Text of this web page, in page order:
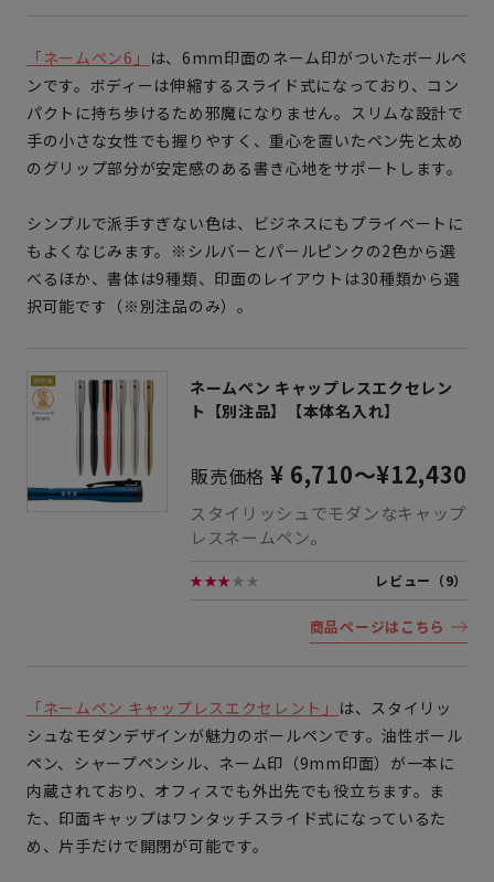
「ネームペン6」 は、6mm印面のネーム印がついたボールペ
ンです。ボディーは伸縮するスライド式になっており、コン
パクトに持ち歩けるため邪魔になりません。スリムな設計で
手の小さな女性でも握りやすく、重心を置いたペン先と太め
のグリップ部分が安定感のある書き心地をサポートします。
シンプルで派手すぎない色は、ビジネスにもプライベートに
もよくなじみます。※シルバーとパールピンクの2色から選
べるほか、書体は9種類、印面のレイアウトは30種類から選
択可能です（※別注品のみ）。
ネームペン キャップレスエクセレン
ト【別注品】【本体名入れ】
販売価格 ¥ 6,710～¥12,430
スタイリッシュでモダンなキャップ
レスネームペン。
★★★★★ レビュー（9）
商品ページはこちら
「ネームペン キャップレスエクセレント」 は、スタイリッ
シュなモダンデザインが魅力のボールペンです。油性ボール
ペン、シャープペンシル、ネーム印（9mm印面）が一本に
内蔵されており、オフィスでも外出先でも役立ちます。ま
た、印面キャップはワンタッチスライド式になっているた
め、片手だけで開閉が可能です。